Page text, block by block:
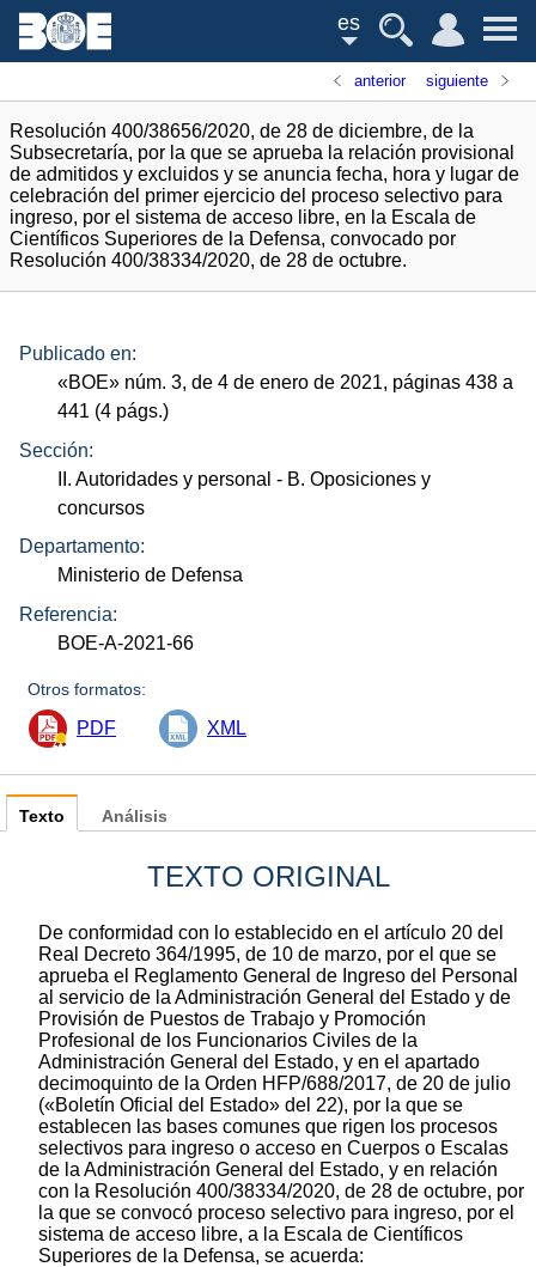
es
anterior siguiente
Resolución 400/38656/2020, de 28 de diciembre, de la
Subsecretaría, por la que se aprueba la relación provisional
de admitidos y excluidos y se anuncia fecha, hora y lugar de
celebración del primer ejercicio del proceso selectivo para
ingreso, por el sistema de acceso libre, en la Escala de
Científicos Superiores de la Defensa, convocado por
Resolución 400/38334/2020, de 28 de octubre.
Publicado en:
«BOE» núm. 3, de 4 de enero de 2021, páginas 438 a
441 (4 págs.)
Sección:
II. Autoridades y personal - B. Oposiciones y
concursos
Departamento:
Ministerio de Defensa
Referencia:
BOE-A-2021-66
Otros formatos:
PDF XML
Texto
TEXTO ORIGINAL
De conformidad con lo establecido en el artículo 20 del
Real Decreto 364/1995, de 10 de marzo, por el que se
aprueba el Reglamento General de Ingreso del Personal
al servicio de la Administración General del Estado y de
Provisión de Puestos de Trabajo y Promoción
Profesional de los Funcionarios Civiles de la
Administración General del Estado, y en el apartado
decimoquinto de la Orden HFP/688/2017, de 20 de julio
(«Boletín Oficial del Estado» del 22), por la que se
establecen las bases comunes que rigen los procesos
selectivos para ingreso o acceso en Cuerpos o Escalas
de la Administración General del Estado, y en relación
con la Resolución 400/38334/2020, de 28 de octubre, por
la que se convocó proceso selectivo para ingreso, por el
sistema de acceso libre, a la Escala de Científicos
Superiores de la Defensa, se acuerda:
Análisis